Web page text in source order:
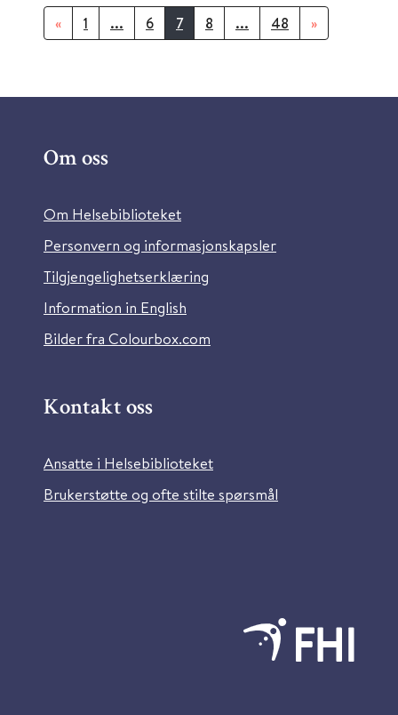
« 1 ... 6 7 8 ... 48 »
Om oss
Om Helsebiblioteket
Personvern og informasjonskapsler
Tilgjengelighetserklæring
Information in English
Bilder fra Colourbox.com
Kontakt oss
Ansatte i Helsebiblioteket
Brukerstøtte og ofte stilte spørsmål